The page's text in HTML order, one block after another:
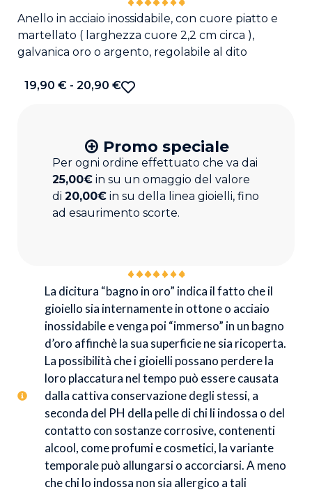
Anello in acciaio inossidabile, con cuore piatto e
martellato ( larghezza cuore 2,2 cm circa ),
galvanica oro o argento, regolabile al dito
19,90 € - 20,90 €
Promo speciale
Per ogni ordine effettuato che va dai
25,00€ in su un omaggio del valore
di 20,00€ in su della linea gioielli, fino
ad esaurimento scorte.
La dicitura “bagno in oro” indica il fatto che il
gioiello sia internamente in ottone o acciaio
inossidabile e venga poi “immerso” in un bagno
d’oro affinchè la sua superficie ne sia ricoperta.
La possibilità che i gioielli possano perdere la
loro placcatura nel tempo può essere causata
dalla cattiva conservazione degli stessi, a
seconda del PH della pelle di chi li indossa o del
contatto con sostanze corrosive, contenenti
alcool, come profumi e cosmetici, la variante
temporale può allungarsi o accorciarsi. A meno
che chi lo indossa non sia allergico a tali